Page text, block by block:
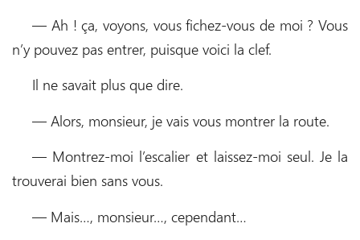
— Ah ! ça, voyons, vous fichez-vous de moi ? Vous
n’y pouvez pas entrer, puisque voici la clef.
Il ne savait plus que dire.
— Alors, monsieur, je vais vous montrer la route.
— Montrez-moi l’escalier et laissez-moi seul. Je la
trouverai bien sans vous.
— Mais…, monsieur…, cependant…